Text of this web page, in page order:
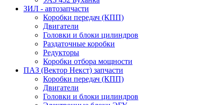
ЗИЛ - автозапчасти
Коробки передач (КПП)
Двигатели
Головки и блоки цилиндров
Раздаточные коробки
Редукторы
Коробки отбора мощности
ПАЗ (Вектор Некст) запчасти
Коробки передач (КПП)
Двигатели
Головки и блоки цилиндров